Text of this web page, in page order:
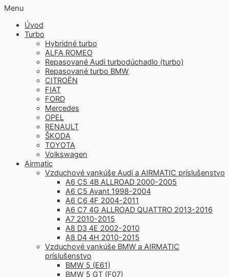
Menu
Úvod
Turbo
Hybridné turbo
ALFA ROMEO
Repasované Audi turbodúchadlo (turbo)
Repasované turbo BMW
CITROËN
FIAT
FORD
Mercedes
OPEL
RENAULT
ŠKODA
TOYOTA
Volkswagen
Airmatic
Vzduchové vankúše Audi a AIRMATIC príslušenstvo
A6 C5 4B ALLROAD 2000-2005
A6 C5 Avant 1998-2004
A6 C6 4F 2004-2011
A6 C7 4G ALLROAD QUATTRO 2013-2016
A7 2010-2015
A8 D3 4E 2002-2010
A8 D4 4H 2010-2015
Vzduchové vankúše BMW a AIRMATIC
príslušenstvo
BMW 5 (E61)
BMW 5 GT (F07)